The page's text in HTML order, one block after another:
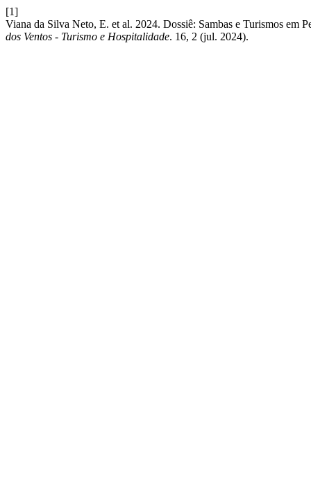
[1]
Viana da Silva Neto, E. et al. 2024. Dossiê: Sambas e Turismos em
dos Ventos - Turismo e Hospitalidade. 16, 2 (jul. 2024).